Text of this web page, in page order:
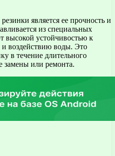
является ее прочность и
из специальных
высокой устойчивостью к
воздействию воды. Это
в течение длительного
замены или ремонта.